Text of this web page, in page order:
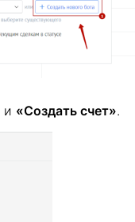
и «Создать счет».